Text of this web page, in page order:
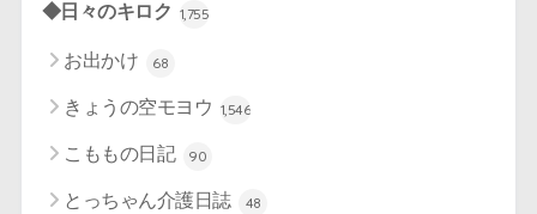
◆日々のキロク 1,755
お出かけ 68
きょうの空モヨウ 1,546
こももの日記 90
とっちゃん介護日誌 48